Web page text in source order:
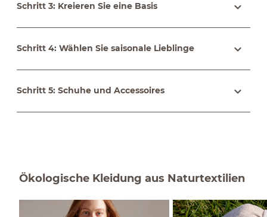
Schritt 3: Kreieren Sie eine Basis
Schritt 4: Wählen Sie saisonale Lieblinge
Schritt 5: Schuhe und Accessoires
Ökologische Kleidung aus Naturtextilien